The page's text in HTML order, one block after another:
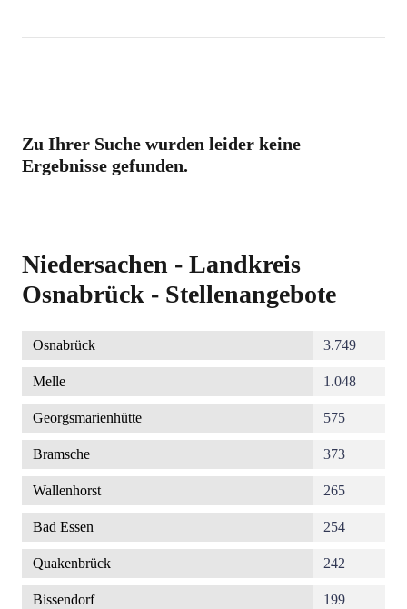
Zu Ihrer Suche wurden leider keine
Ergebnisse gefunden.
Niedersachen - Landkreis
Osnabrück - Stellenangebote
Osnabrück 3.749
Melle 1.048
Georgsmarienhütte 575
Bramsche 373
Wallenhorst 265
Bad Essen 254
Quakenbrück 242
Bissendorf 199